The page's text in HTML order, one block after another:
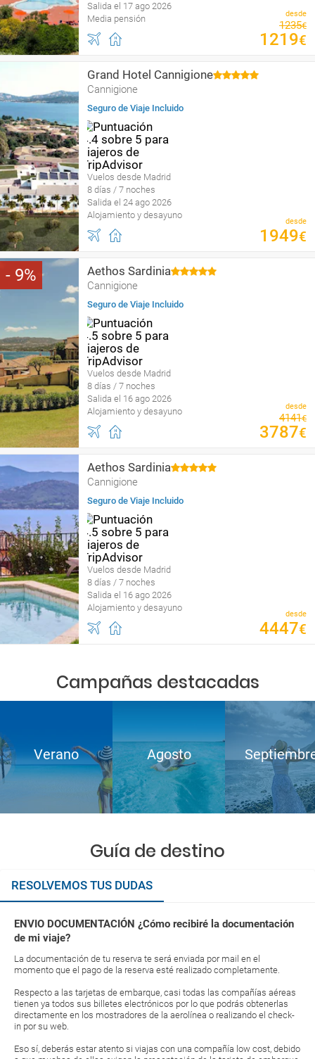
Salida el 17 ago 2026
Media pensión
desde
1235€
1219€
Grand Hotel Cannigione
Cannigione
Seguro de Viaje Incluido
Vuelos desde Madrid
8 días / 7 noches
Salida el 24 ago 2026
Alojamiento y desayuno
desde
1949€
9 Aethos Sardinia
Cannigione
Seguro de Viaje Incluido
Vuelos desde Madrid
8 días / 7 noches
Salida el 16 ago 2026
Alojamiento y desayuno
desde
4141€
3787€
Aethos Sardinia
Cannigione
Seguro de Viaje Incluido
Vuelos desde Madrid
8 días / 7 noches
Salida el 16 ago 2026
Alojamiento y desayuno
desde
4447€
Campañas destacadas
Verano Agosto
Guía de destino
RESOLVEMOS TUS DUDAS
ENVIO DOCUMENTACIÓN ¿Cómo recibiré la documentación
de mi viaje?
La documentación de tu reserva te será enviada por mail en el
momento que el pago de la reserva esté realizado completamente.
Respecto a las tarjetas de embarque, casi todas las compañías aéreas
tienen ya todos sus billetes electrónicos por lo que podrás obtenerlas
directamente en los mostradores de la aerolínea o realizando el check-
in por su web.
Eso sí, deberás estar atento si viajas con una compañía low cost, debido